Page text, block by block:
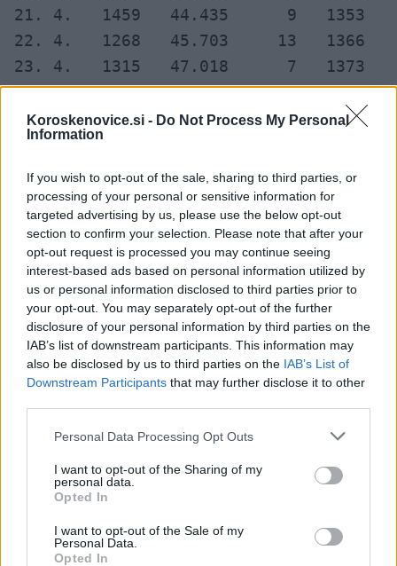
Koroskenovice.si - Do Not Process My Personal
Information
If you wish to opt-out of the sale, sharing to third parties, or
processing of your personal or sensitive information for
targeted advertising by us, please use the below opt-out
section to confirm your selection. Please note that after your
opt-out request is processed you may continue seeing
interest-based ads based on personal information utilized by
us or personal information disclosed to third parties prior to
your opt-out. You may separately opt-out of the further
disclosure of your personal information by third parties on the
IAB’s list of downstream participants. This information may
also be disclosed by us to third parties on the IAB’s List of
Downstream Participants that may further disclose it to other
Please note that this website/app uses one or more Google
not limited to your visit or usage behaviour. You may click to
grant or deny consent to Google and its third-party tags to
use your data for below specified purposes in below Google
consent section.
Personal Data Processing Opt Outs
I want to opt-out of the Sharing of my
personal data.
Opted In
I want to opt-out of the Sale of my
Personal Data.
Opted In
21. 4.   1459   44.435      9
22. 4.   1268   45.703     13
23. 4.   1315   47.018      7
24. 4.   1161   48.179     15
25. 4.    794   48.973      8
26. 4.    634   49.607      6
TESTIRANJA       OKUŽENI
dan      nova     vsa     novi   vsi
27. 4.    683   50.290      6
28. 4.   1317   51.607     10
29. 4.   1252   52.859     11
30. 4.   1352   54.300      5
1. 5.    720   55.020      5   1439
4. 5.   1338   57.474      6
5. 5.   1449   58.923      3
6. 5.   1055   59.978      1
7. 5.   1049   61.027      1   1450